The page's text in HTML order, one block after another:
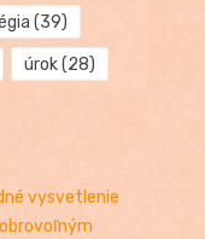
(39)
úrok(28)
vysvetlenie